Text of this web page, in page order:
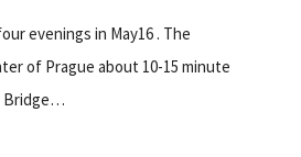
evenings in May16 . The
of Prague about 10-15 minute
Bridge…